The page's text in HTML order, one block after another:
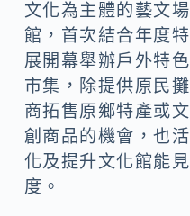
文化為主體的藝文場
館，首次結合年度特
展開幕舉辦戶外特色
市集，除提供原民攤
商拓售原鄉特產或文
創商品的機會，也活
化及提升文化館能見
度。